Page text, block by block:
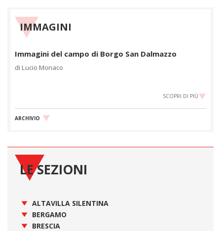
IMMAGINI
Immagini del campo di Borgo San Dalmazzo
di Lucio Monaco
SCOPRI DI PIÙ
ARCHIVIO
LE SEZIONI
ALTAVILLA SILENTINA
BERGAMO
BRESCIA